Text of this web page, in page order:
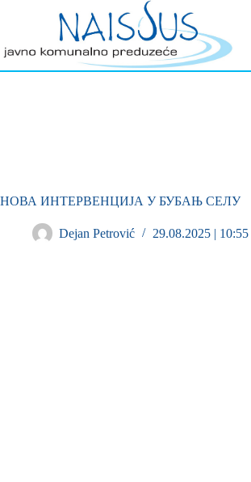
НОВА ИНТЕРВЕНЦИЈА У БУБАЊ СЕЛУ
Dejan Petrović 29.08.2025 | 10:55